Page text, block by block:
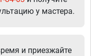
у мастера.
и приезжайте